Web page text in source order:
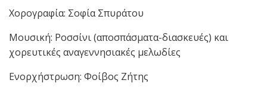
Χορογραφία: Σοφία Σπυράτου
Μουσική: Ροσσίνι (αποσπάσματα-διασκευές) και
χορευτικές αναγεννησιακές μελωδίες
Ενορχήστρωση: Φοίβος Ζήτης